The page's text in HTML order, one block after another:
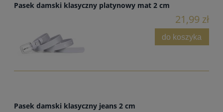
Pasek damski klasyczny platynowy mat 2 cm
21,99 zł
do koszyka
Pasek damski klasyczny jeans 2 cm